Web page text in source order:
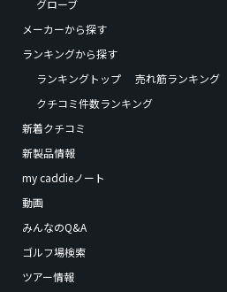
グローブ
メーカーから探す
ランキングから探す
ランキングトップ
売れ筋ランキング
クチコミ件数ランキング
新着クチコミ
新製品情報
my caddieノート
動画
みんなのQ&A
ゴルフ場検索
ツアー情報